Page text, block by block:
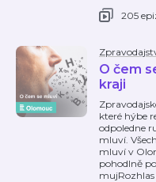
205
O čem
kraji
které hýbe
odpoledne
mluví.
mluví v
pohodlně